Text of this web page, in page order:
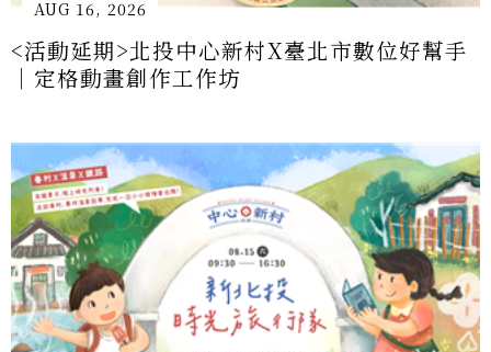
｜定格動畫創作工作坊
AUG 15, 2026